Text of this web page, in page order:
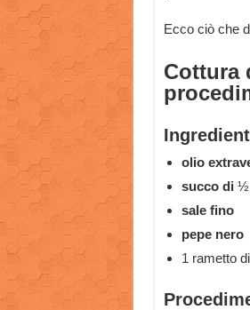
Ecco ciò che
Cottura
olio
succo di ½
sale fino
pepe nero
1 rametto di